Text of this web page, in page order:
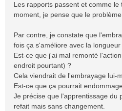
Les rapports passent et comme le
moment, je pense que le problème
Par contre, je constate que
fois ça s'améliore avec la longueur
Est-ce que j'ai mal remonté
endroit pourtant) ?
Cela viendrait de l'embrayage lui-
Est-ce que ça pourrait
Je précise que l'apprentissage du
refait mais sans changement.